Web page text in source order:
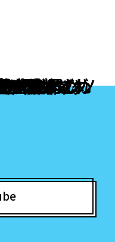
早い
出金早い
カジノ
プリ どれ
アプリ
ー 日本
ジノ
イブカジノ
ランキング
ジノ
プリおすすめ
おすすめ
ーカー
ーカー
ーカー
ーム
おすすめ
プリ
おすすめ